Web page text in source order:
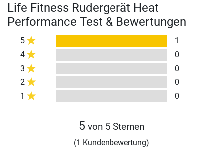
Life Fitness Rudergerät Heat
Performance Test & Bewertungen
5
1
4
0
3
0
2
0
1
0
5 von 5 Sternen
(1 Kundenbewertung)